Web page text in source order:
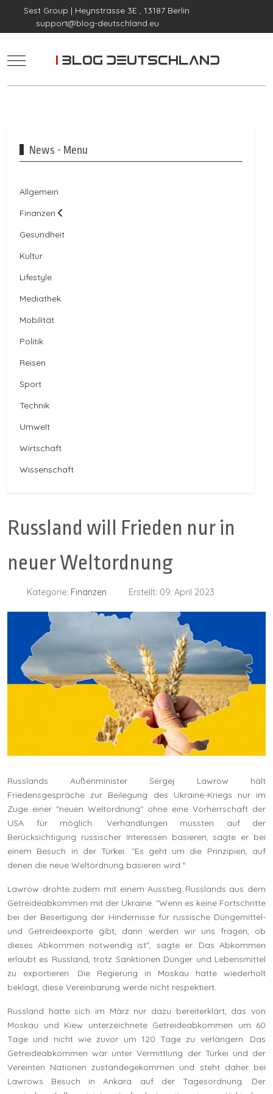
Sest Group | Heynstrasse 3E , 13187 Berlin
support@blog-deutschland.eu
Mobile Menu Toggle
News - Menu
Allgemein
Finanzen
Gesundheit
Kultur
Lifestyle
Mediathek
Mobilität
Politik
Reisen
Sport
Technik
Umwelt
Wirtschaft
Wissenschaft
Russland will Frieden nur in
neuer Weltordnung
Kategorie: Finanzen Erstellt: 09. April 2023
Russlands Außenminister Sergej Lawrow hält
Friedensgespräche zur Beilegung des Ukraine-Kriegs nur im
Zuge einer "neuen Weltordnung" ohne eine Vorherrschaft der
USA für möglich. Verhandlungen müssten auf der
Berücksichtigung russischer Interessen basieren, sagte er bei
einem Besuch in der Türkei. "Es geht um die Prinzipien, auf
denen die neue Weltordnung basieren wird.“
Lawrow drohte zudem mit einem Ausstieg Russlands aus dem
Getreideabkommen mit der Ukraine. "Wenn es keine Fortschritte
bei der Beseitigung der Hindernisse für russische Düngemittel-
und Getreideexporte gibt, dann werden wir uns fragen, ob
dieses Abkommen notwendig ist", sagte er. Das Abkommen
erlaubt es Russland, trotz Sanktionen Dünger und Lebensmittel
zu exportieren. Die Regierung in Moskau hatte wiederholt
beklagt, diese Vereinbarung werde nicht respektiert.
Russland hatte sich im März nur dazu bereiterklärt, das von
Moskau und Kiew unterzeichnete Getreideabkommen um 60
Tage und nicht wie zuvor um 120 Tage zu verlängern. Das
Getreideabkommen war unter Vermittlung der Türkei und der
Vereinten Nationen zustandegekommen und steht daher bei
Lawrows Besuch in Ankara auf der Tagesordnung. Der